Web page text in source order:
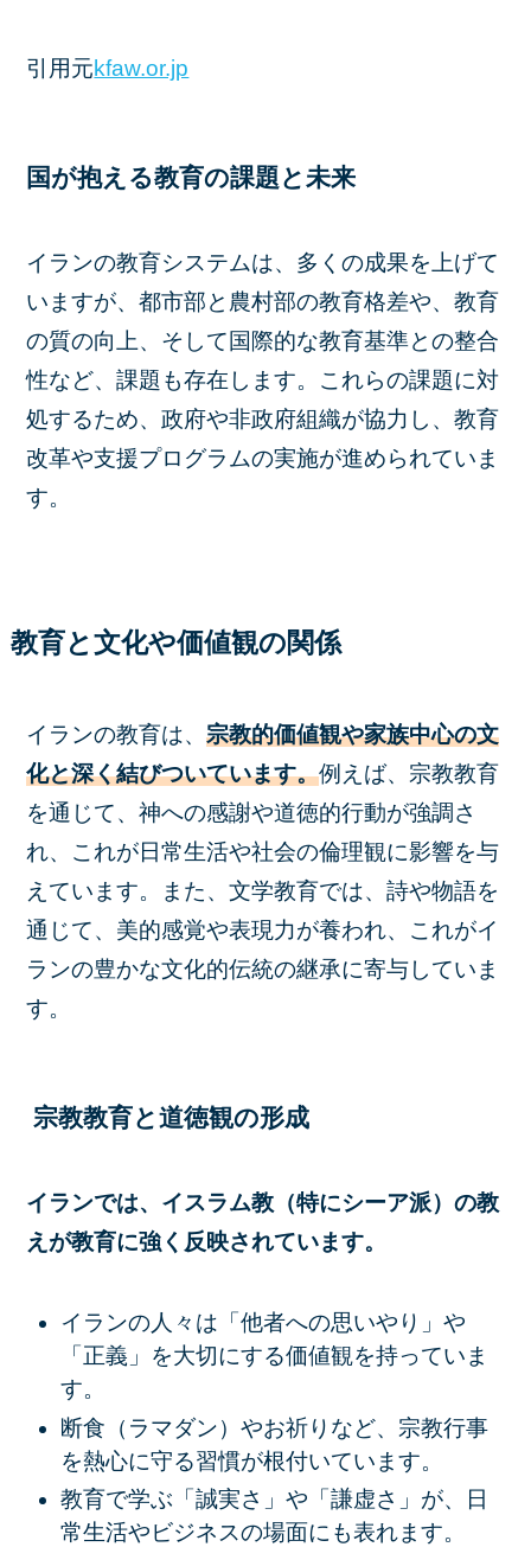
引用元kfaw.or.jp
国が抱える教育の課題と未来
イランの教育システムは、多くの成果を上げて
いますが、都市部と農村部の教育格差や、教育
の質の向上、そして国際的な教育基準との整合
性など、課題も存在します。これらの課題に対
処するため、政府や非政府組織が協力し、教育
改革や支援プログラムの実施が進められていま
す。
教育と文化や価値観の関係
イランの教育は、宗教的価値観や家族中心の文
化と深く結びついています。例えば、宗教教育
を通じて、神への感謝や道徳的行動が強調さ
れ、これが日常生活や社会の倫理観に影響を与
えています。また、文学教育では、詩や物語を
通じて、美的感覚や表現力が養われ、これがイ
ランの豊かな文化的伝統の継承に寄与していま
す。
宗教教育と道徳観の形成
イランでは、イスラム教（特にシーア派）の教
えが教育に強く反映されています。
イランの人々は「他者への思いやり」や
「正義」を大切にする価値観を持っていま
す。
断食（ラマダン）やお祈りなど、宗教行事
を熱心に守る習慣が根付いています。
教育で学ぶ「誠実さ」や「謙虚さ」が、日
常生活やビジネスの場面にも表れます。